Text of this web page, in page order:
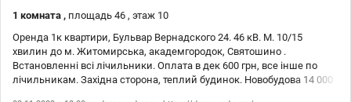
1 комната , площадь 46 , этаж 10
Оренда 1к квартири, Бульвар Вернадского 24. 46 кВ. М. 10/15
хвилин до м. Житомирська, академгородок, Святошино .
Встановленні всі лічильники. Оплата в дек 600 грн, все інше по
лічильникам. Західна сторона, теплий будинок. Новобудова 14 000